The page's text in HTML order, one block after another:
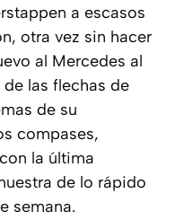
a escasos
otra vez sin hacer
al Mercedes al
las flechas de
de su
compases,
la última
de lo rápido
semana.